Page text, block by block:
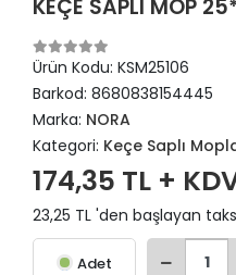
KEÇE SAPLI MOP
Ürün Kodu: KSM25106
Barkod: 8680838154445
Marka: NORA
Kategori: Keçe Saplı
174,35 TL +
23,25 TL 'den başlayan
Adet